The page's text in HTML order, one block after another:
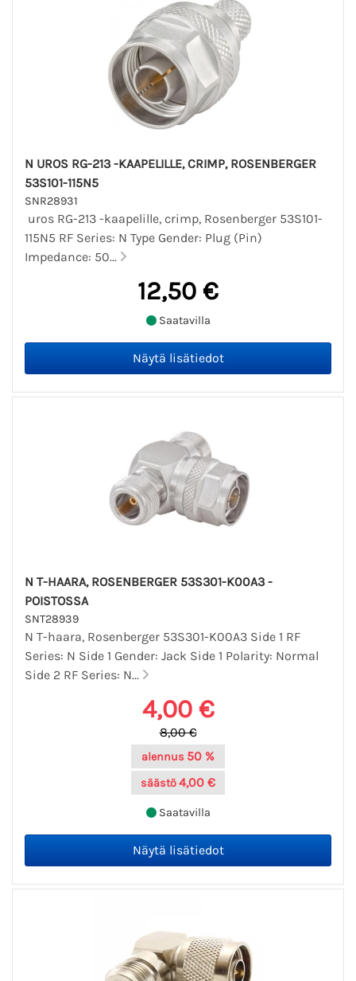
N UROS RG-213 -KAAPELILLE, CRIMP, ROSENBERGER
53S101-115N5
SNR28931
uros RG-213 -kaapelille, crimp, Rosenberger 53S101-
115N5 RF Series: N Type Gender: Plug (Pin)
Impedance: 50...
12,50 €
Saatavilla
N T-HAARA, ROSENBERGER 53S301-K00A3 -
POISTOSSA
SNT28939
N T-haara, Rosenberger 53S301-K00A3 Side 1 RF
Series: N Side 1 Gender: Jack Side 1 Polarity: Normal
Side 2 RF Series: N...
4,00 €
8,00 €
alennus 50 %
säästö4,00 €
Saatavilla